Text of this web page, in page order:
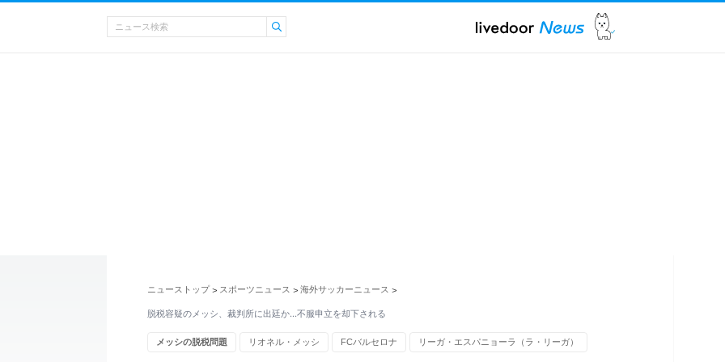
ニューストップ > スポーツニュース > 海外サッカーニュース >
脱税容疑のメッシ、裁判所に出廷か…不服申立を却下される
メッシの脱税問題 リオネル・メッシ FCバルセロナ リーガ・エスパニョーラ（ラ・リーガ）